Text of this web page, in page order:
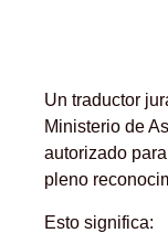
Un traductor
Ministerio de
autorizado
pleno
Esto significa: